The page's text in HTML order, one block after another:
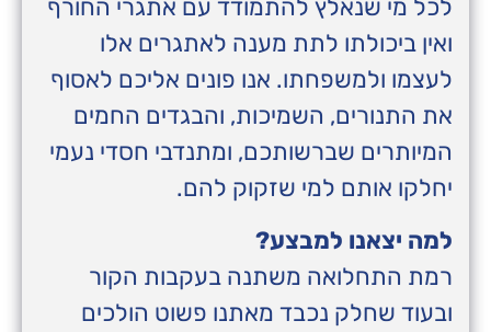
לכל מי שנאלץ להתמודד עם אתגרי החורף
ואין ביכולתו לתת מענה לאתגרים אלו
לעצמו ולמשפחתו. אנו פונים אליכם לאסוף
את התנורים, השמיכות, והבגדים החמים
המיותרים שברשותכם, ומתנדבי חסדי נעמי
יחלקו אותם למי שזקוק להם.
למה יצאנו למבצע?
רמת התחלואה משתנה בעקבות הקור
ובעוד שחלק נכבד מאתנו פשוט הולכים